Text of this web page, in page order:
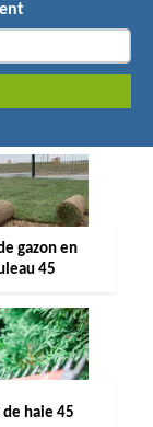
gazon en
45
de haie 45